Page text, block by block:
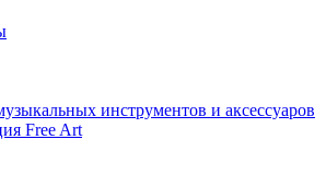
инструментов и аксессуаров
Free Art